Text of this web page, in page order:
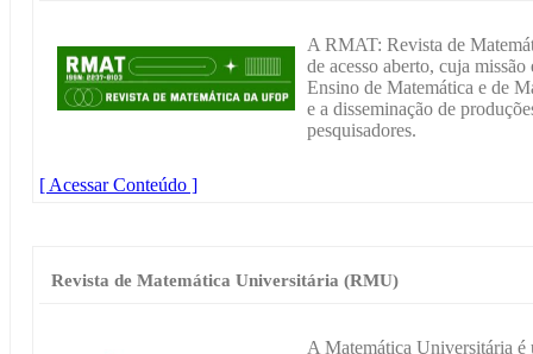
A RMAT: Revista de
de acesso aberto, cuja
Ensino de Matemática e de
e a disseminação de
pesquisadores.
[ Acessar Conteúdo ]
Revista de Matemática Universitária (RMU)
A Matemática Universitária é